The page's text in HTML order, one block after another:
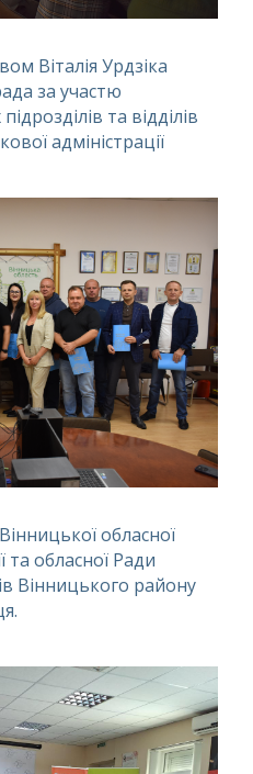
Віталія Урдзіка
за участю
та відділів
адміністрації
обласної
та обласної Ради
Вінницького району